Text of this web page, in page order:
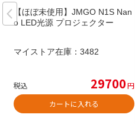
【ほぼ未使用】JMGO N1S Nan
o LED光源 プロジェクター
マイストア在庫： 3482
税込 29700円
カートに入れる